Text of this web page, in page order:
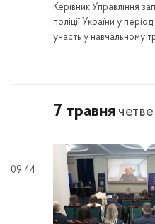
Керівник Управління
поліції України у
участь у навчальному
7 травня
09:44